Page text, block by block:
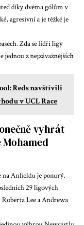
díky dvěma gólům v
agresivní a je těžké je
Zda se lídři ligy
jednou z nejzávažnějších
Reds navštívili
v UCL Race
vyhrát
na Anfieldu je ponurý.
29 ligových
Roberta Lee a Andrewa